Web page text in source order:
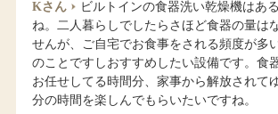
Kさん
ビルトインの食器洗い乾燥機はあ
ね。二人暮らしでしたらさほど食器の量は
せんが、ご自宅でお食事をされる頻度が多
のことですしおすすめしたい設備です。食
お任せしてる時間分、家事から解放されて
分の時間を楽しんでもらいたいですね。